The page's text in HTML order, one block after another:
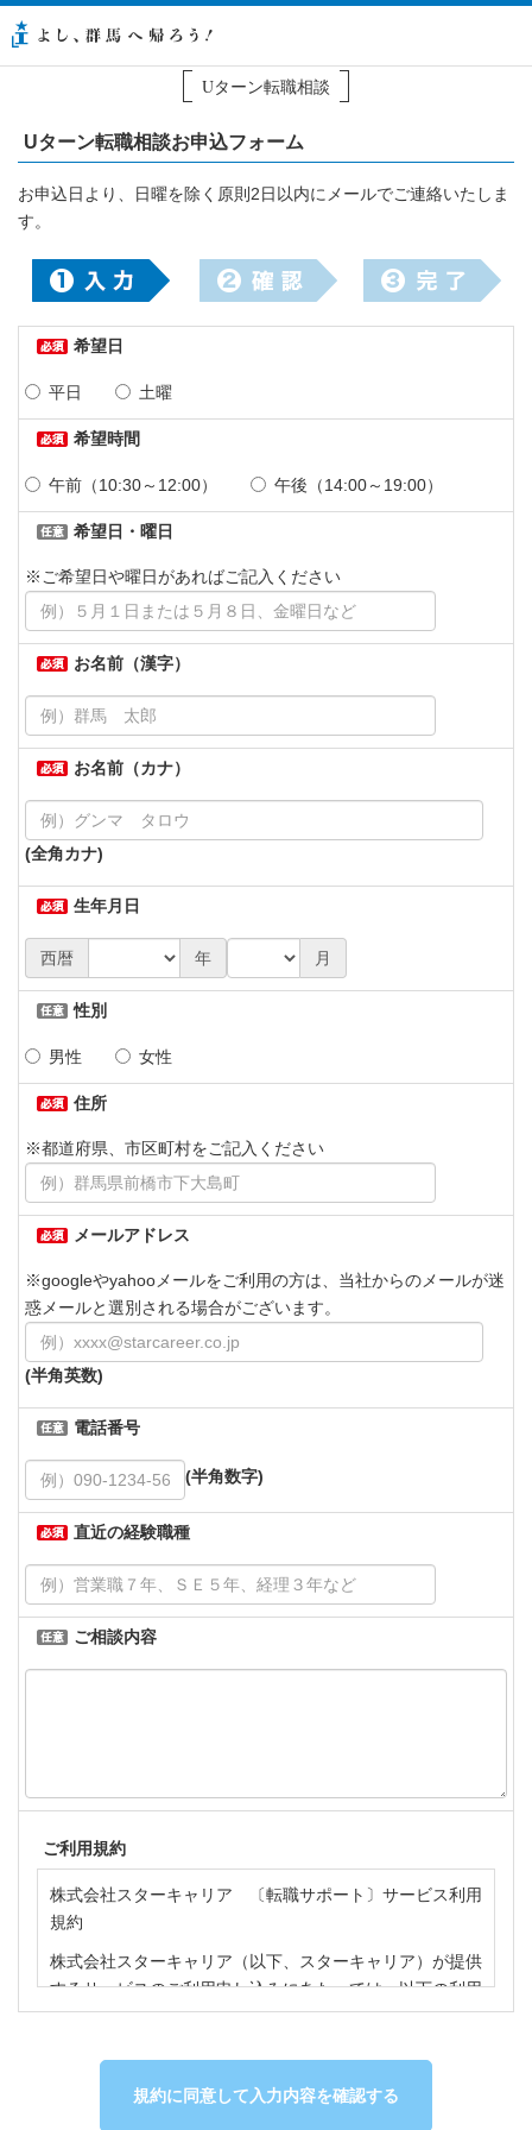
Uターン転職相談
Uターン転職相談お申込フォーム
お申込日より、日曜を除く原則2日以内にメールでご連絡いたしま
す。
希望日
平日 土曜
希望時間
午前（10:30～12:00） 午後（14:00～19:00）
希望日・曜日
※ご希望日や曜日があればご記入ください
お名前（漢字）
お名前（カナ）
(全角カナ)
生年月日
西暦 年 月
性別
男性 女性
住所
※都道府県、市区町村をご記入ください
メールアドレス
※googleやyahooメールをご利用の方は、当社からのメールが迷
惑メールと選別される場合がございます。
(半角英数)
電話番号
(半角数字)
直近の経験職種
ご相談内容
ご利用規約
株式会社スターキャリア 〔転職サポート〕サービス利用
規約
株式会社スターキャリア（以下、スターキャリア）が提供
するサービスのご利用申し込みにあたっては、以下の利用
規約（以下、本規約）について同意いただいた上でお申し
第１条 （スターキャリアの〔転職サポート〕サービス）